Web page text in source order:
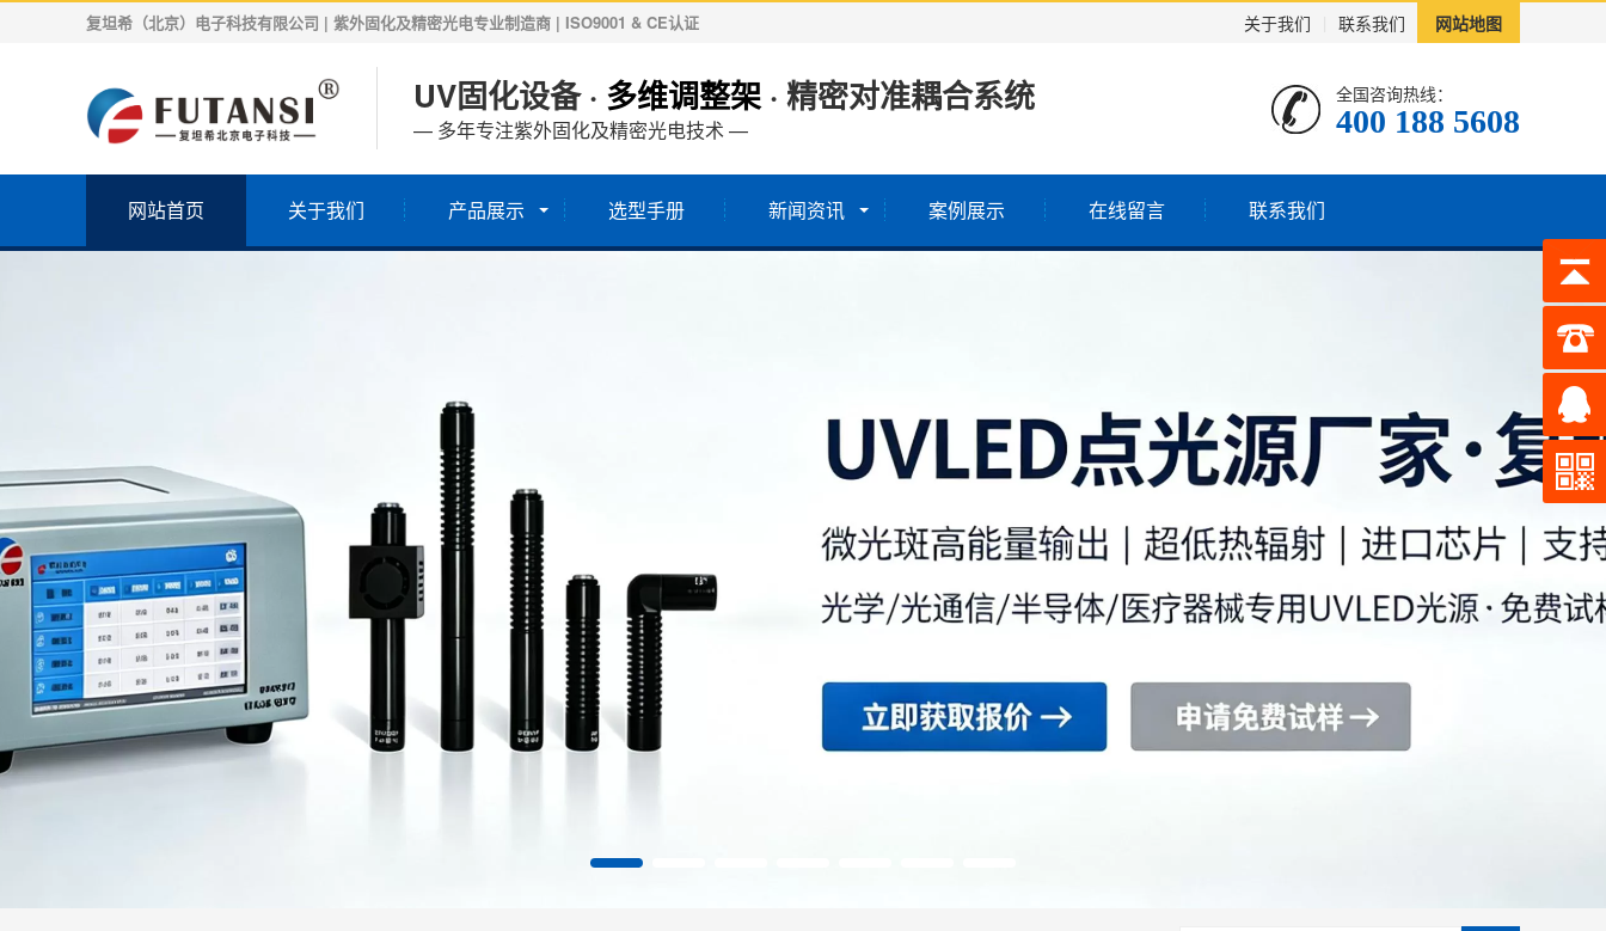
关于我们 联系我们 网站地图
复坦希（北京）电子科技有限公司 | 紫外固化及精密光电专业制造商 | ISO9001 & CE认证
UV固化设备 · 多维调整架· 精密对准耦合系统
— 多年专注紫外固化及精密光电技术 —
全国咨询热线：
400 188 5608
网站首页 关于我们 产品展示 选型手册 新闻资讯 案例展示 在线留言 联系我们